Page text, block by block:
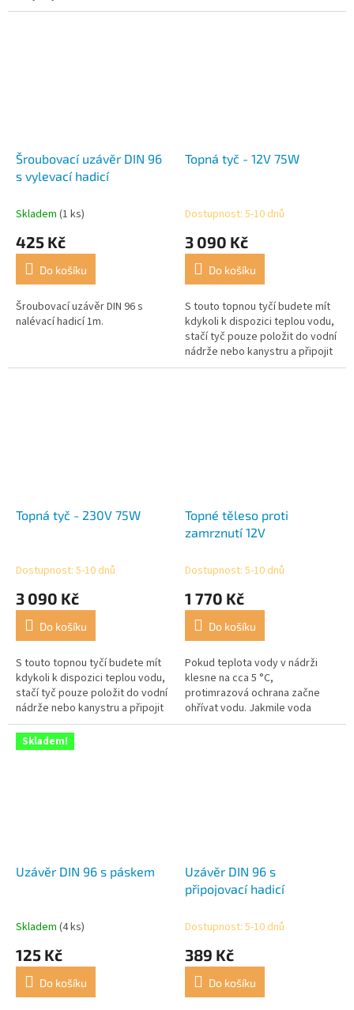
Šroubovací uzávěr DIN 96
s vylevací hadicí
Skladem (1 ks)
425 Kč
Do košíku
Šroubovací uzávěr DIN 96 s
nalévací hadicí 1m.
Topná tyč - 12V 75W
Dostupnost: 5-10 dnů
3 090 Kč
Do košíku
S touto topnou tyčí budete mít
kdykoli k dispozici teplou vodu,
stačí tyč pouze položit do vodní
nádrže nebo kanystru a připojit
k napájení.
Topná tyč - 230V 75W
Dostupnost: 5-10 dnů
3 090 Kč
Do košíku
S touto topnou tyčí budete mít
kdykoli k dispozici teplou vodu,
stačí tyč pouze položit do vodní
nádrže nebo kanystru a připojit
k napájení.
Topné těleso proti
zamrznutí 12V
Dostupnost: 5-10 dnů
1 770 Kč
Do košíku
Pokud teplota vody v nádrži
klesne na cca 5 °C,
protimrazová ochrana začne
ohřívat vodu. Jakmile voda
dosáhne teploty cca 10 °C,
Skladem!
Uzávěr DIN 96 s páskem
Skladem (4 ks)
125 Kč
Do košíku
Uzávěr DIN 96 s
připojovací hadicí
Dostupnost: 5-10 dnů
389 Kč
Do košíku